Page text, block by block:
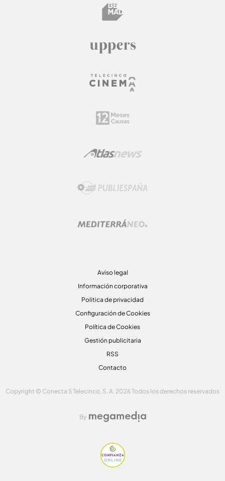
Aviso legal
Información corporativa
Politica de privacidad
Configuración de Cookies
Política de Cookies
Gestión publicitaria
RSS
Contacto
Copyright © Conecta 5 Telecinco, S. A. 2026 Todos los derechos reservados
By